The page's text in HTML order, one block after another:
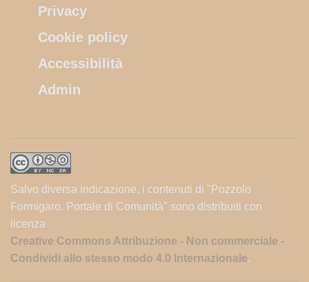
Privacy
Cookie policy
Accessibilità
Admin
Salvo diversa indicazione, i contenuti di "Pozzolo
Formigaro. Portale di Comunità" sono distribuiti con
licenza
Creative Commons Attribuzione - Non commerciale -
Condividi allo stesso modo 4.0 Internazionale.